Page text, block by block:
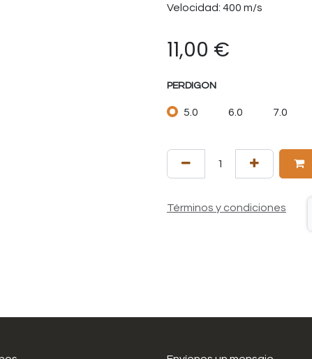
Velocidad: 400 m/s
11,00 €
PERDIGON
5.0 6.0 7.0
Términos y condiciones